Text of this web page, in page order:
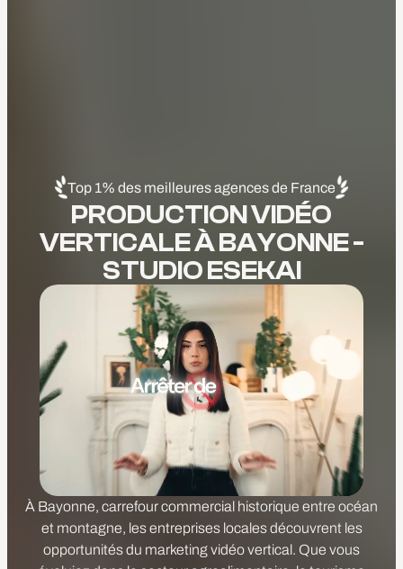
Top 1% des meilleures agences de France
PRODUCTION VIDÉO
VERTICALE À BAYONNE -
STUDIO ESEKAI
À Bayonne, carrefour commercial historique entre océan
et montagne, les entreprises locales découvrent les
opportunités du marketing vidéo vertical. Que vous